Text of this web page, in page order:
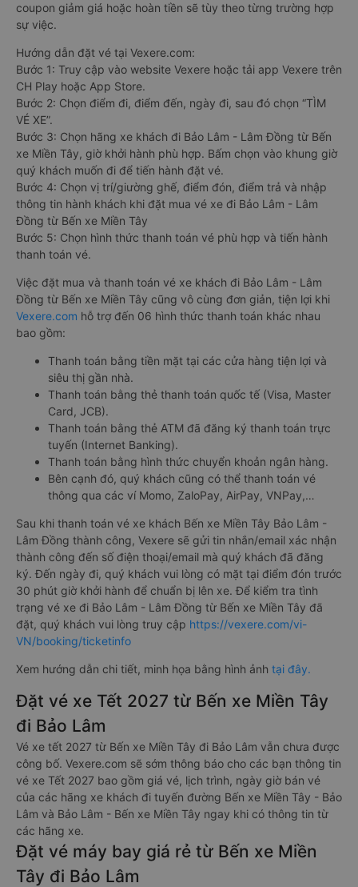
coupon giảm giá hoặc hoàn tiền sẽ tùy theo từng trường hợp
sự việc.
Hướng dẫn đặt vé tại Vexere.com:
Bước 1: Truy cập vào website Vexere hoặc tải app Vexere trên
CH Play hoặc App Store.
Bước 2: Chọn điểm đi, điểm đến, ngày đi, sau đó chọn “TÌM
VÉ XE”.
Bước 3: Chọn hãng xe khách đi Bảo Lâm - Lâm Đồng từ Bến
xe Miền Tây, giờ khởi hành phù hợp. Bấm chọn vào khung giờ
quý khách muốn đi để tiến hành đặt vé.
Bước 4: Chọn vị trí/giường ghế, điểm đón, điểm trả và nhập
thông tin hành khách khi đặt mua vé xe đi Bảo Lâm - Lâm
Đồng từ Bến xe Miền Tây
Bước 5: Chọn hình thức thanh toán vé phù hợp và tiến hành
thanh toán vé.
Việc đặt mua và thanh toán vé xe khách đi Bảo Lâm - Lâm
Đồng từ Bến xe Miền Tây cũng vô cùng đơn giản, tiện lợi khi
Vexere.com hỗ trợ đến 06 hình thức thanh toán khác nhau
bao gồm:
Thanh toán bằng tiền mặt tại các cửa hàng tiện lợi và
siêu thị gần nhà.
Thanh toán bằng thẻ thanh toán quốc tế (Visa, Master
Card, JCB).
Thanh toán bằng thẻ ATM đã đăng ký thanh toán trực
tuyến (Internet Banking).
Thanh toán bằng hình thức chuyển khoản ngân hàng.
Bên cạnh đó, quý khách cũng có thể thanh toán vé
thông qua các ví Momo, ZaloPay, AirPay, VNPay,…
Sau khi thanh toán vé xe khách Bến xe Miền Tây Bảo Lâm -
Lâm Đồng thành công, Vexere sẽ gửi tin nhắn/email xác nhận
thành công đến số điện thoại/email mà quý khách đã đăng
ký. Đến ngày đi, quý khách vui lòng có mặt tại điểm đón trước
30 phút giờ khởi hành để chuẩn bị lên xe. Để kiểm tra tình
trạng vé xe đi Bảo Lâm - Lâm Đồng từ Bến xe Miền Tây đã
đặt, quý khách vui lòng truy cập https://vexere.com/vi-
VN/booking/ticketinfo
Xem hướng dẫn chi tiết, minh họa bằng hình ảnh tại đây.
Đặt vé xe Tết 2027 từ Bến xe Miền Tây
đi Bảo Lâm
Vé xe tết 2027 từ Bến xe Miền Tây đi Bảo Lâm vẫn chưa được
công bố. Vexere.com sẽ sớm thông báo cho các bạn thông tin
vé xe Tết 2027 bao gồm giá vé, lịch trình, ngày giờ bán vé
của các hãng xe khách đi tuyến đường Bến xe Miền Tây - Bảo
Lâm và Bảo Lâm - Bến xe Miền Tây ngay khi có thông tin từ
các hãng xe.
Đặt vé máy bay giá rẻ từ Bến xe Miền
Tây đi Bảo Lâm